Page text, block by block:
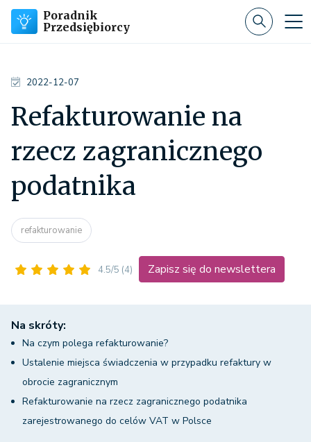
Poradnik
Przedsiębiorcy
2022-12-07
Refakturowanie na
rzecz zagranicznego
podatnika
refakturowanie
4.5/5 (4) Zapisz się do newslettera
Na skróty:
Na czym polega refakturowanie?
Ustalenie miejsca świadczenia w przypadku refaktury w
obrocie zagranicznym
Refakturowanie na rzecz zagranicznego podatnika
zarejestrowanego do celów VAT w Polsce